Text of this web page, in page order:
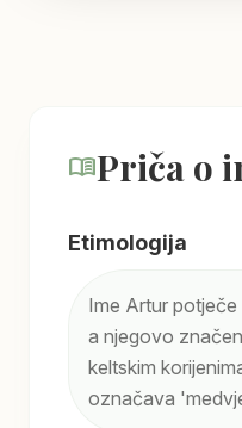
menu_bookPriča o
Etimologija
Ime Artur
a njegovo
keltskim
označava